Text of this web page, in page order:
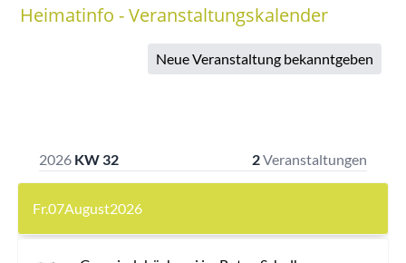
Heimatinfo - Veranstaltungskalender